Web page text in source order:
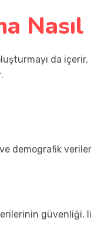
Nasıl
da
demografik
güvenliği,